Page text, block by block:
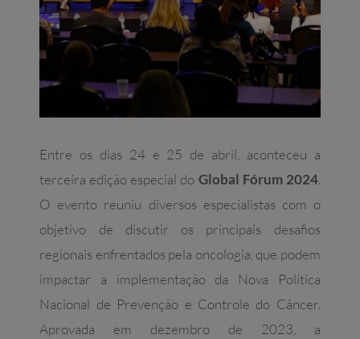
Entre os dias 24 e 25 de abril, aconteceu a
terceira edição especial do Global Fórum 2024.
O evento reuniu diversos especialistas com o
objetivo de discutir os principais desafios
regionais enfrentados pela oncologia, que podem
impactar a implementação da Nova Política
Nacional de Prevenção e Controle do Câncer.
Aprovada em dezembro de 2023, a